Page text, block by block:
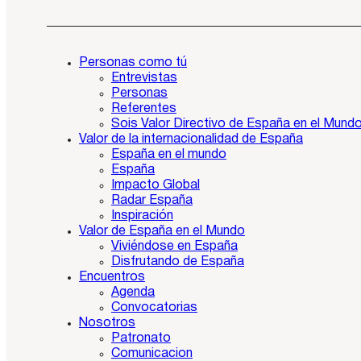
Personas como tú
Entrevistas
Personas
Referentes
Sois Valor Directivo de España en el
Valor de la internacionalidad de España
España en el mundo
España
Impacto Global
Radar España
Inspiración
Valor de España en el Mundo
Viviéndose en España
Disfrutando de España
Encuentros
Agenda
Convocatorias
Nosotros
Patronato
Comunicacion